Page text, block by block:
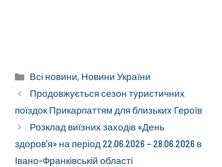
Категорії
Всі новини, Новини України
Продовжується сезон туристичних
поїздок Прикарпаттям для близьких Героїв
Розклад виїзних заходів «День
здоров’я» на період 22.06.2026 – 28.06.2026 в
Івано-Франківській області